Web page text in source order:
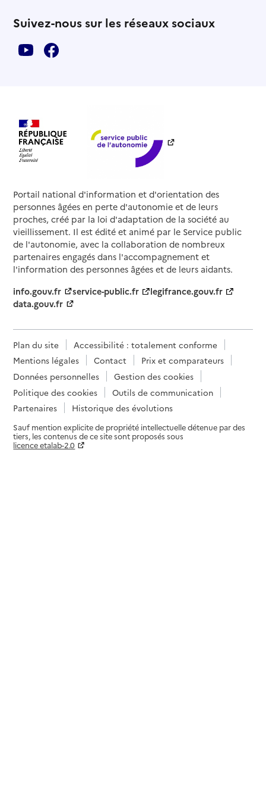
Suivez-nous sur les réseaux sociaux
Portail national d'information et d'orientation des
personnes âgées en perte d'autonomie et de leurs
proches, créé par la loi d'adaptation de la société au
vieillissement. Il est édité et animé par le Service public
de l'autonomie, avec la collaboration de nombreux
partenaires engagés dans l'accompagnement et
l'information des personnes âgées et de leurs aidants.
info.gouv.fr
service-public.fr
legifrance.gouv.fr
data.gouv.fr
Plan du site
Accessibilité : totalement conforme
Mentions légales
Contact
Prix et comparateurs
Données personnelles
Gestion des cookies
Politique des cookies
Outils de communication
Partenaires
Historique des évolutions
Sauf mention explicite de propriété intellectuelle détenue par des
tiers, les contenus de ce site sont proposés sous
licence etalab-2.0